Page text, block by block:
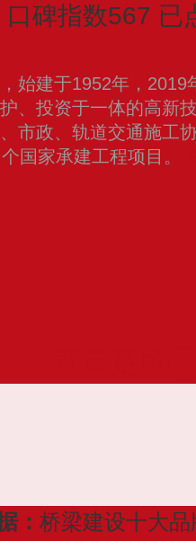
口碑指数567 已
始建于1952年，
、投资于一体的高新
市政、轨道交通施工
国家承建工程项目。
： 桥梁建设十大